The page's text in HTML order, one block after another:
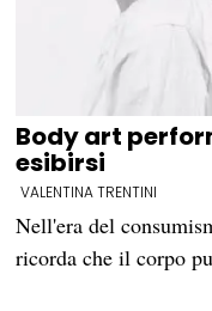
Body art
esibirsi
VALENTINA TRENTINI
Nell'era del
ricorda che il corpo